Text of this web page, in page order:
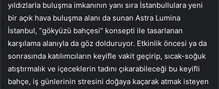
yıldızlarla buluşma imkanının yanı sıra İstanbullulara yeni
bir açık hava buluşma alanı da sunan Astra Lumina
İstanbul, “gökyüzü bahçesi” konsepti ile tasarlanan
karşılama alanıyla da göz dolduruyor. Etkinlik öncesi ya da
sonrasında katılımcıların keyifle vakit geçirip, sıcak-soğuk
atıştırmalık ve içeceklerin tadını çıkarabileceği bu keyifli
bahçe, iş günlerinin stresini doğaya kaçarak atmak isteyen